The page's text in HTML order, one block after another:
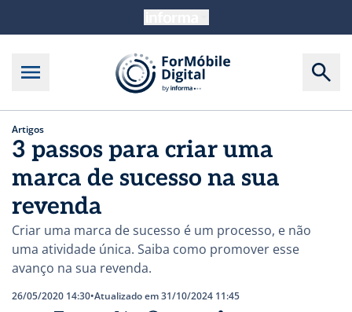
Artigos
3 passos para criar uma
marca de sucesso na sua
revenda
Criar uma marca de sucesso é um processo, e não
uma atividade única. Saiba como promover esse
avanço na sua revenda.
26/05/2020 14:30•Atualizado em 31/10/2024 11:45